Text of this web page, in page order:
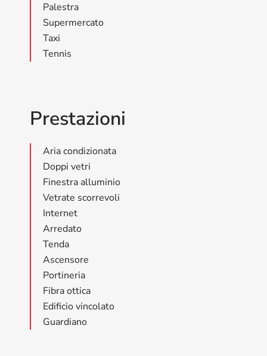
Palestra
Supermercato
Taxi
Tennis
Prestazioni
Aria condizionata
Doppi vetri
Finestra alluminio
Vetrate scorrevoli
Internet
Arredato
Tenda
Ascensore
Portineria
Fibra ottica
Edificio vincolato
Guardiano